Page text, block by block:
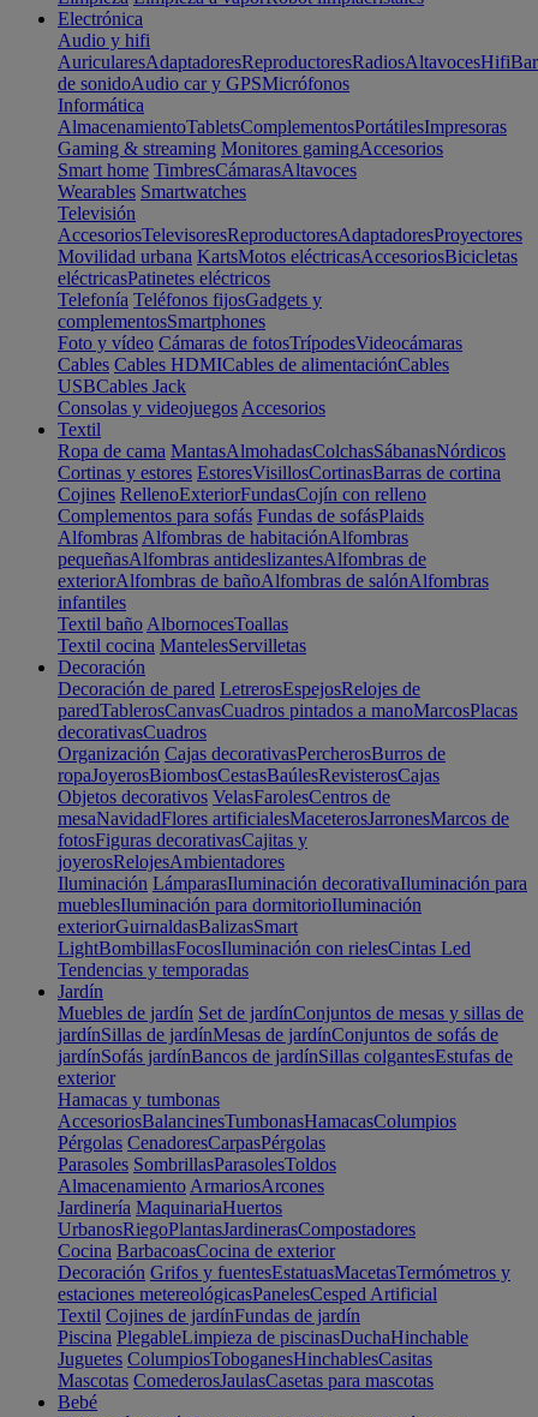
Electrónica
Audio y hifi
AuricularesAdaptadoresReproductoresRadiosAltavocesHifi
de sonidoAudio car y GPSMicrófonos
Informática
AlmacenamientoTabletsComplementosPortátilesImpresoras
Gaming & streaming Monitores gamingAccesorios
Smart home TimbresCámarasAltavoces
Wearables Smartwatches
Televisión
AccesoriosTelevisoresReproductoresAdaptadoresProyectores
Movilidad urbana KartsMotos eléctricasAccesoriosBicicletas
eléctricasPatinetes eléctricos
Telefonía Teléfonos fijosGadgets y
complementosSmartphones
Foto y vídeo Cámaras de fotosTrípodesVideocámaras
Cables Cables HDMICables de alimentaciónCables
USBCables Jack
Consolas y videojuegos Accesorios
Textil
Ropa de cama MantasAlmohadasColchasSábanasNórdicos
Cortinas y estores EstoresVisillosCortinasBarras de cortina
Cojines RellenoExteriorFundasCojín con relleno
Complementos para sofás Fundas de sofásPlaids
Alfombras Alfombras de habitaciónAlfombras
pequeñasAlfombras antideslizantesAlfombras de
exteriorAlfombras de bañoAlfombras de salónAlfombras
infantiles
Textil baño AlbornocesToallas
Textil cocina MantelesServilletas
Decoración
Decoración de pared LetrerosEspejosRelojes de
paredTablerosCanvasCuadros pintados a manoMarcosPlacas
decorativasCuadros
Organización Cajas decorativasPercherosBurros de
ropaJoyerosBiombosCestasBaúlesRevisterosCajas
Objetos decorativos VelasFarolesCentros de
mesaNavidadFlores artificialesMaceterosJarronesMarcos de
fotosFiguras decorativasCajitas y
joyerosRelojesAmbientadores
Iluminación LámparasIluminación decorativaIluminación para
mueblesIluminación para dormitorioIluminación
exteriorGuirnaldasBalizasSmart
LightBombillasFocosIluminación con rielesCintas Led
Tendencias y temporadas
Jardín
Muebles de jardín Set de jardínConjuntos de mesas y sillas de
jardínSillas de jardínMesas de jardínConjuntos de sofás de
jardínSofás jardínBancos de jardínSillas colgantesEstufas de
exterior
Hamacas y tumbonas
AccesoriosBalancinesTumbonasHamacasColumpios
Pérgolas CenadoresCarpasPérgolas
Parasoles SombrillasParasolesToldos
Almacenamiento ArmariosArcones
Jardinería MaquinariaHuertos
UrbanosRiegoPlantasJardinerasCompostadores
Cocina BarbacoasCocina de exterior
Decoración Grifos y fuentesEstatuasMacetasTermómetros y
estaciones metereológicasPanelesCesped Artificial
Textil Cojines de jardínFundas de jardín
Piscina PlegableLimpieza de piscinasDuchaHinchable
Juguetes ColumpiosToboganesHinchablesCasitas
Mascotas ComederosJaulasCasetas para mascotas
Bebé